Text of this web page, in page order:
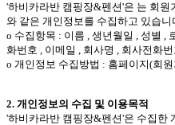
'하비카라반 캠핑장&펜션'은 는 회원
와 같은 개인정보를 수집하고 있습니
ο 수집항목 : 이름 , 생년월일 , 성별 ,
화번호 , 이메일 , 회사명 , 회사전화
ο 개인정보 수집방법 : 홈페이지(회
2. 개인정보의 수집 및 이용목적
'하비카라반 캠핑장&펜션'은 수집한